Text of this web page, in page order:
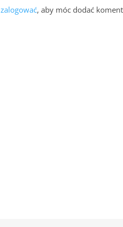
zalogować, aby móc dodać